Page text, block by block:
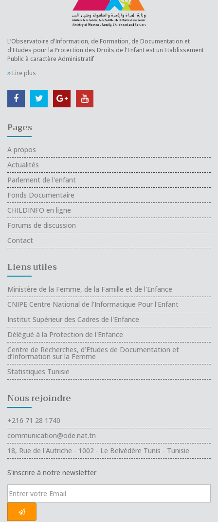
L’Observatoire d'Information, de Formation, de Documentation et
d'Etudes pour la Protection des Droits de l'Enfant est un Etablissement
Public à caractère Administratif
Lire plus
Pages
A propos
Actualités
Parlement de l'enfant
Fonds Documentaire
CHILDINFO en ligne
Forums de discussion
Contact
Liens utiles
Ministère de la Femme, de la Famille et de l'Enfance
CNIPE Centre National de l'Informatique Pour l'Enfant
Institut Supérieur des Cadres de l'Enfance
Délégué à la Protection de l'Enfance
Centre de Recherches, d’Etudes de Documentation et
d’Information sur la Femme
Statistiques Tunisie
Nous rejoindre
+216 71 28 1740
communication@ode.nat.tn
18, Rue de l'Autriche - 1002 - Le Belvédère Tunis - Tunisie
S'inscrire à notre newsletter